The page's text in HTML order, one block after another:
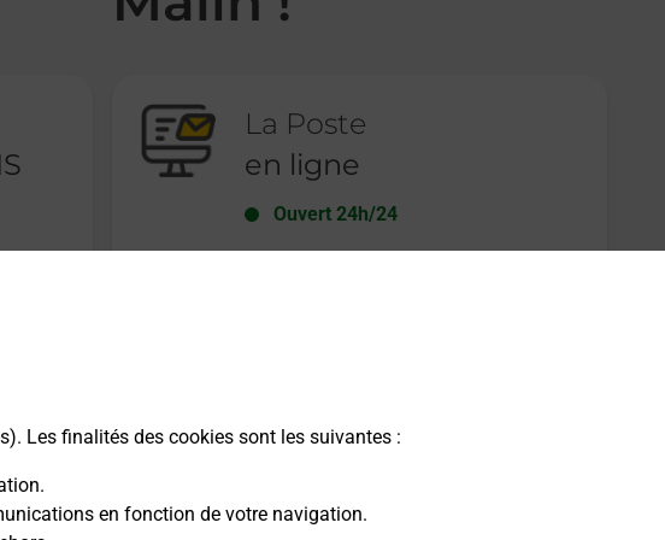
Les finalités des cookies sont les suivantes :
en fonction de votre navigation.
La Poste
en ligne
Ouvert 24h/24